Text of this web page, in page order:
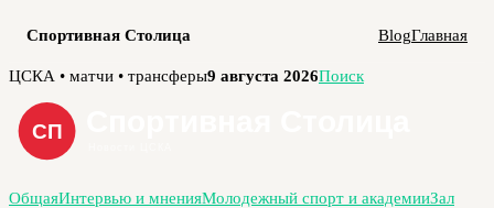
Спортивная Столица BlogГлавная
Перейти
содержимому
ЦСКА • матчи • трансферы9 августа 2026Поиск
ОбщаяИнтервью и мненияМолодежный спорт и академииЗал